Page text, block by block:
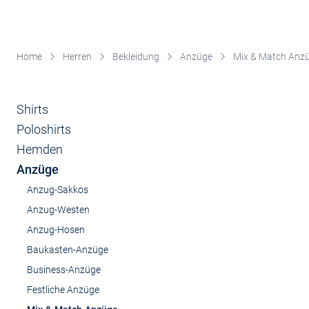
Home Herren Bekleidung Anzüge Mix & Match
Shirts
Poloshirts
Hemden
Anzüge
Anzug-Sakkos
Anzug-Westen
Anzug-Hosen
Baukasten-Anzüge
Business-Anzüge
Festliche Anzüge